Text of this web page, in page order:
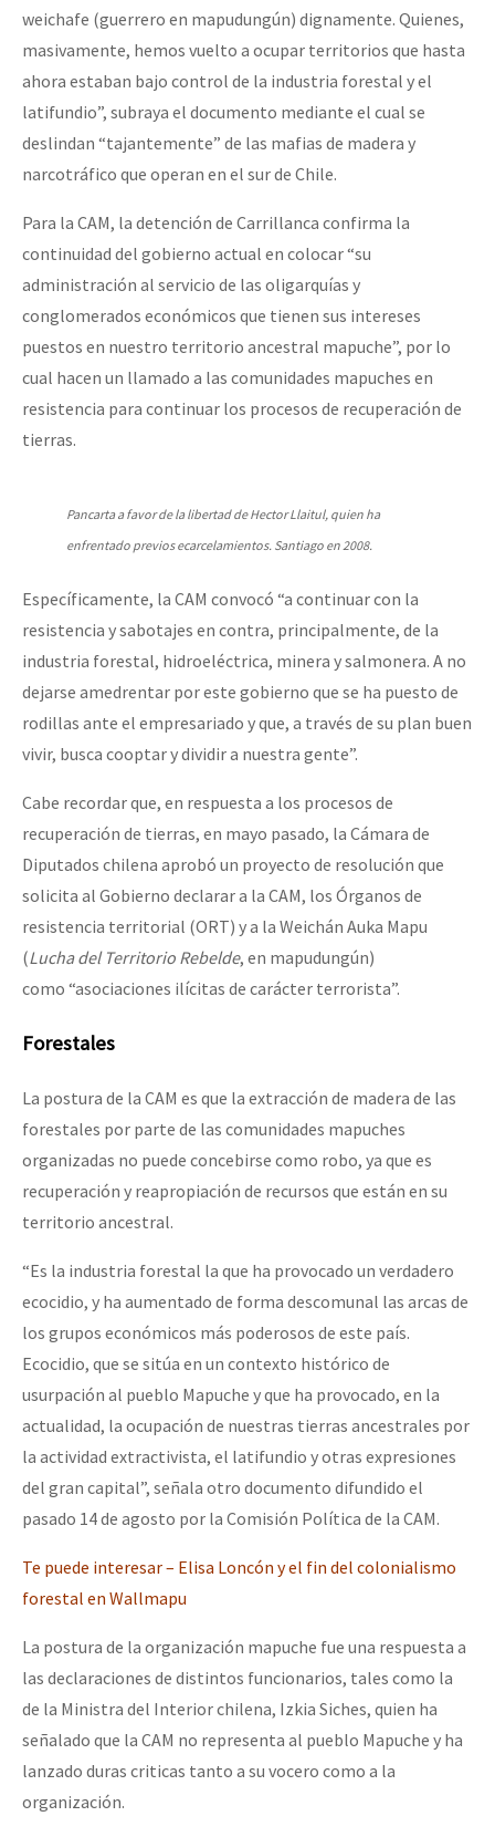
weichafe (guerrero en mapudungún) dignamente. Quienes,
masivamente, hemos vuelto a ocupar territorios que hasta
ahora estaban bajo control de la industria forestal y el
latifundio”, subraya el documento mediante el cual se
deslindan “tajantemente” de las mafias de madera y
narcotráfico que operan en el sur de Chile.
Para la CAM, la detención de Carrillanca confirma la
continuidad del gobierno actual en colocar “su
administración al servicio de las oligarquías y
conglomerados económicos que tienen sus intereses
puestos en nuestro territorio ancestral mapuche”, por lo
cual hacen un llamado a las comunidades mapuches en
resistencia para continuar los procesos de recuperación de
tierras.
Pancarta a favor de la libertad de Hector Llaitul, quien ha
enfrentado previos ecarcelamientos. Santiago en 2008.
Específicamente, la CAM convocó “a continuar con la
resistencia y sabotajes en contra, principalmente, de la
industria forestal, hidroeléctrica, minera y salmonera. A no
dejarse amedrentar por este gobierno que se ha puesto de
rodillas ante el empresariado y que, a través de su plan buen
vivir, busca cooptar y dividir a nuestra gente”.
Cabe recordar que, en respuesta a los procesos de
recuperación de tierras, en mayo pasado, la Cámara de
Diputados chilena aprobó un proyecto de resolución que
solicita al Gobierno declarar a la CAM, los Órganos de
resistencia territorial (ORT) y a la Weichán Auka Mapu
(Lucha del Territorio Rebelde, en mapudungún)
como “asociaciones ilícitas de carácter terrorista”.
Forestales
La postura de la CAM es que la extracción de madera de las
forestales por parte de las comunidades mapuches
organizadas no puede concebirse como robo, ya que es
recuperación y reapropiación de recursos que están en su
territorio ancestral.
“Es la industria forestal la que ha provocado un verdadero
ecocidio, y ha aumentado de forma descomunal las arcas de
los grupos económicos más poderosos de este país.
Ecocidio, que se sitúa en un contexto histórico de
usurpación al pueblo Mapuche y que ha provocado, en la
actualidad, la ocupación de nuestras tierras ancestrales por
la actividad extractivista, el latifundio y otras expresiones
del gran capital”, señala otro documento difundido el
pasado 14 de agosto por la Comisión Política de la CAM.
Te puede interesar – Elisa Loncón y el fin del colonialismo
forestal en Wallmapu
La postura de la organización mapuche fue una respuesta a
las declaraciones de distintos funcionarios, tales como la
de la Ministra del Interior chilena, Izkia Siches, quien ha
señalado que la CAM no representa al pueblo Mapuche y ha
lanzado duras criticas tanto a su vocero como a la
organización.